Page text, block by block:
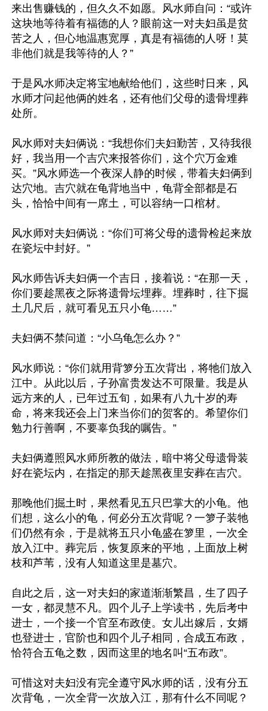
来出售赚钱的，但久久不如愿。风水师自问：“或许
这块地等待着有福德的人？眼前这一对夫妇虽是贫
苦之人，但心地温惠宽厚，真是有福德的人呀！莫
非他们就是我等待的人？”
于是风水师决定将宝地献给他们，这些时日来，风
水师才问起他俩的姓名，还有他们父母的遗骨埋葬
处所。
风水师对夫妇俩说：“我想你们夫妇勤苦，又待我很
好，我当用一个吉穴来报答你们，这个穴万金难
买。”风水师选一个夜深人静的时候，带着夫妇俩到
达穴地。吉穴就在龟背地当中，龟背全部都是石
头，恰恰中间有一席土，可以容纳一口棺材。
风水师对夫妇俩说：“你们可将父母的遗骨检起来放
在瓷坛中封好。”
风水师告诉夫妇俩一个吉日，接着说：“在那一天，
你们要趁黑夜之际将遗骨坛埋葬。埋葬时，往下掘
土几尺后，就可看见五只小龟……”
夫妇俩不禁问道：“小乌龟怎么办？”
风水师说：“你们就用背箩分五次背出，将牠们放入
江中。从此以后，子孙富贵发达不可限量。我是从
远方来的人，已年过五旬，如果有八九十岁的寿
命，将来我还会上门来当你们的贺客的。希望你们
勉力行善啊，不要辜负我的嘱告。”
夫妇俩遵照风水师所教的做法，暗中将父母遗骨装
好在瓷坛内，在指定的那天趁黑夜里安葬在吉穴。
那晚他们掘土时，果然看见五只巴掌大的小龟。他
们想，这么小的龟，何必分五次背呢？一箩子装牠
们仍然有余，于是就将五只小龟盛在箩里，一次全
放入江中。葬完后，恢复原来的平地，上面放上树
枝和芦苇，没有人知道这里是墓穴。
自此之后，这一对夫妇的家道渐渐繁昌，生了四子
一女，都灵慧不凡。四个儿子上学读书，先后考中
进士，一个接一个官至布政使。女儿出嫁后，女婿
也登进士，官阶也和四个儿子相同，合成五布政，
恰符合五龟之数，因而这里的地名叫“五布政”。
可惜这对夫妇没有完全遵守风水师的话，没有分五
次背龟，一次全背一次放入江，那有什么不同呢？